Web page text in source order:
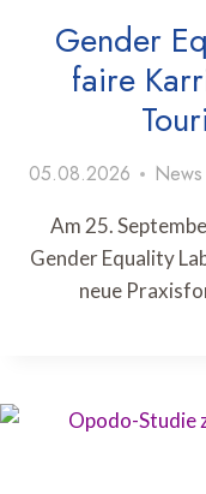
Gender
faire
05.08.2026 News
Am 25.
Gender Equality
neue